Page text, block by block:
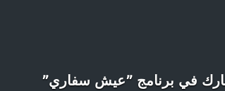
في برنامج ”عيش سفاري”